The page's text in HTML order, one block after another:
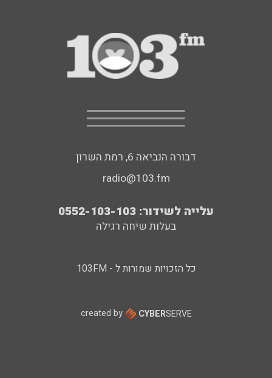
דבורה הנביאה 6, רמת השרון
radio@103.fm
עלייה לשידור: 0552-103-103
בעלות שיחה רגילה
כל הזכויות שמורות ל - 103FM
created by CYBERSERVE